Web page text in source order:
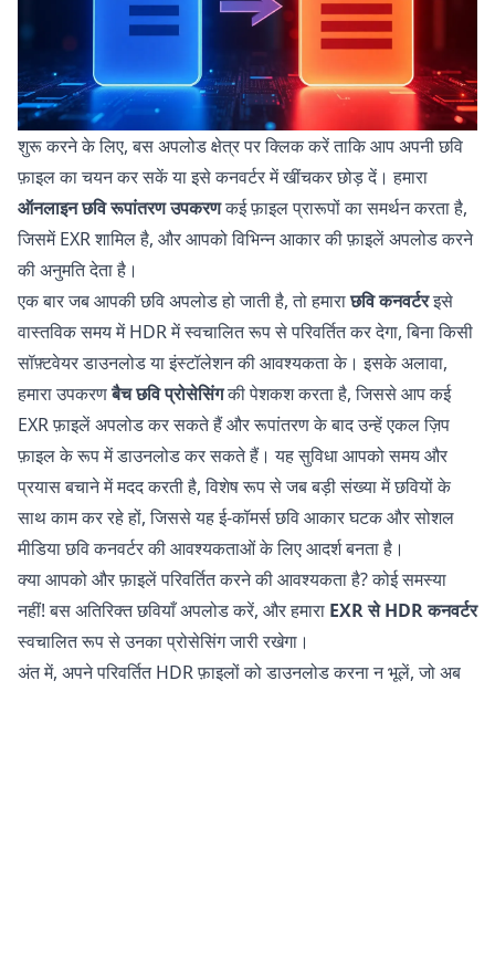
शुरू करने के लिए, बस अपलोड क्षेत्र पर क्लिक करें ताकि आप अपनी छवि
फ़ाइल का चयन कर सकें या इसे कनवर्टर में खींचकर छोड़ दें। हमारा
ऑनलाइन छवि रूपांतरण उपकरणकई फ़ाइल प्रारूपों का समर्थन करता है,
जिसमें EXR शामिल है, और आपको विभिन्न आकार की फ़ाइलें अपलोड करने
की अनुमति देता है।
एक बार जब आपकी छवि अपलोड हो जाती है, तो हमाराछवि कनवर्टरइसे
वास्तविक समय में HDR में स्वचालित रूप से परिवर्तित कर देगा, बिना किसी
सॉफ़्टवेयर डाउनलोड या इंस्टॉलेशन की आवश्यकता के। इसके अलावा,
हमारा उपकरणबैच छवि प्रोसेसिंगकी पेशकश करता है, जिससे आप कई
EXR फ़ाइलें अपलोड कर सकते हैं और रूपांतरण के बाद उन्हें एकल ज़िप
फ़ाइल के रूप में डाउनलोड कर सकते हैं। यह सुविधा आपको समय और
प्रयास बचाने में मदद करती है, विशेष रूप से जब बड़ी संख्या में छवियों के
साथ काम कर रहे हों, जिससे यह ई-कॉमर्स छवि आकार घटक और सोशल
मीडिया छवि कनवर्टर की आवश्यकताओं के लिए आदर्श बनता है।
क्या आपको और फ़ाइलें परिवर्तित करने की आवश्यकता है? कोई समस्या
नहीं! बस अतिरिक्त छवियाँ अपलोड करें, और हमारा EXR से HDR कनवर्टर
स्वचालित रूप से उनका प्रोसेसिंग जारी रखेगा।
अंत में, अपने परिवर्तित HDR फ़ाइलों को डाउनलोड करना न भूलें, जो अब